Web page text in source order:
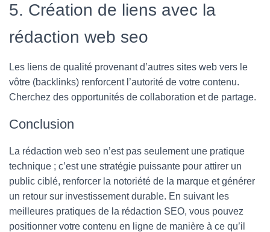
5. Création de liens avec la
rédaction web seo
Les liens de qualité provenant d’autres sites web vers le
vôtre (backlinks) renforcent l’autorité de votre contenu.
Cherchez des opportunités de collaboration et de partage.
Conclusion
La rédaction web seo n’est pas seulement une pratique
technique ; c’est une stratégie puissante pour attirer un
public ciblé, renforcer la notoriété de la marque et générer
un retour sur investissement durable. En suivant les
meilleures pratiques de la rédaction SEO, vous pouvez
positionner votre contenu en ligne de manière à ce qu’il